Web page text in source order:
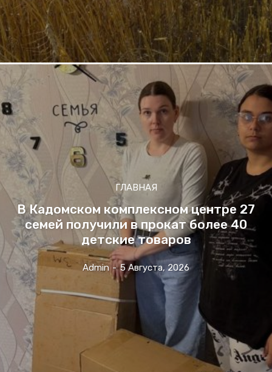
ГЛАВНАЯ
В Кадомском комплексном центре 27
семей получили в прокат более 40
детские товаров
Admin - 5 Августа, 2026